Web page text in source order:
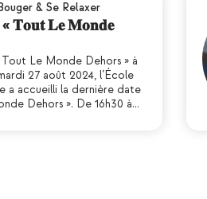
Bouger & Se Relaxer
« 𝐓𝐨𝐮𝐭 𝐋𝐞 𝐌𝐨𝐧𝐝𝐞
Tout Le Monde Dehors » à
27 août 2024, l’École
a accueilli la dernière date
Dehors ». De 16h30 à…